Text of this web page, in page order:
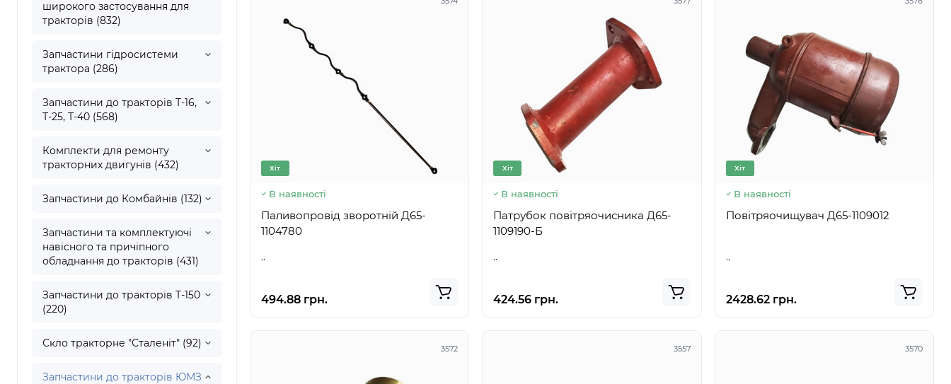
широкого застосування для
тракторів (832)
Запчастини гідросистеми
трактора (286)
Запчастини до тракторів Т-16,
Т-25, Т-40 (568)
Комплекти для ремонту
тракторних двигунів (432)
Запчастини до Комбайнів (132)
Запчастини та комплектуючі
навісного та причіпного
обладнання до тракторів (431)
Запчастини до тракторів Т-150
(220)
Скло тракторне "Сталеніт" (92)
Запчастини до тракторів ЮМЗ
Хіт
В наявності
Паливопровід зворотній Д65-
1104780
..
494.88 грн.
Хіт
В наявності
Патрубок повітряочисника Д65-
1109190-Б
..
424.56 грн.
Хіт
В наявності
Повітряочищувач Д65-1109012
..
2428.62 грн.
3572 3557 3570